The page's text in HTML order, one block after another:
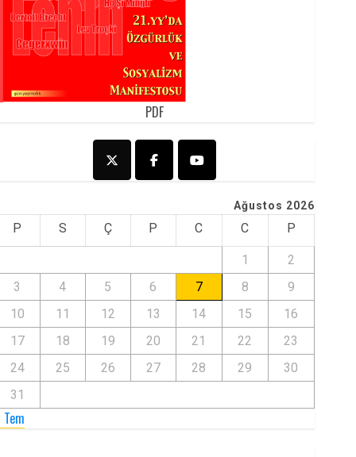
PDF
Ağustos 2026
P S Ç P C C P
1
2
3
4 5 6 7 8
9
10
11 12 13 14 15
16
17
18 19 20 21 22
23
24
25 26 27 28 29
30
31